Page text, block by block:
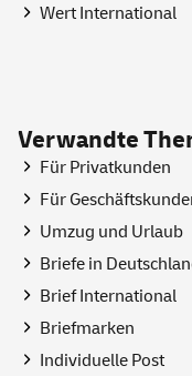
Wert International
Verwandte
Für Privatkunden
Für
Umzug und Urlaub
Briefe in
Brief International
Briefmarken
Individuelle Post